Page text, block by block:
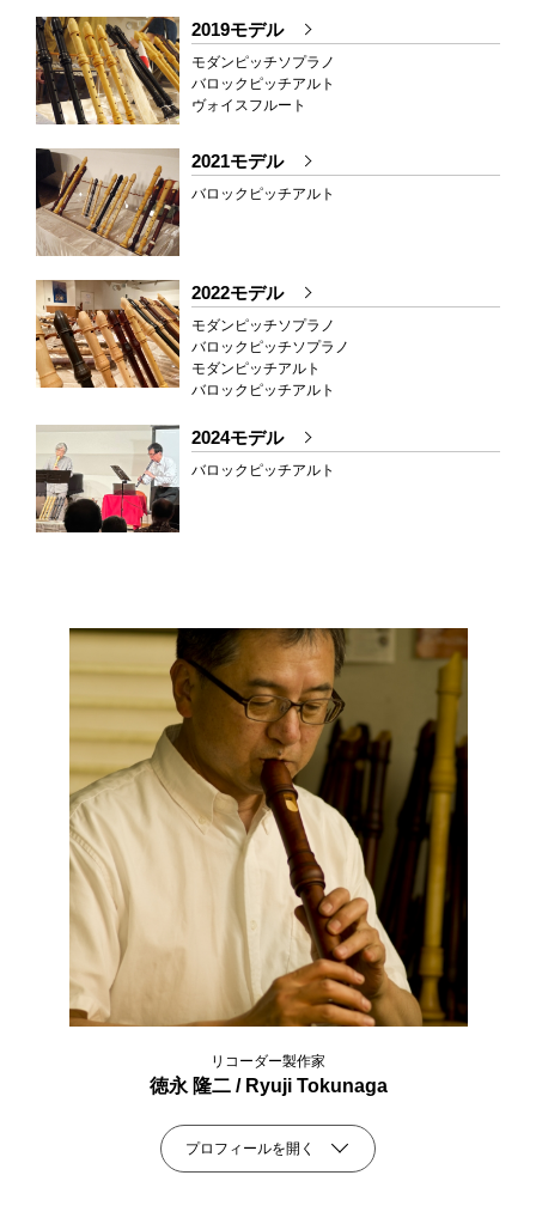
2019モデル
モダンピッチソプラノ
バロックピッチアルト
ヴォイスフルート
2021モデル
バロックピッチアルト
2022モデル
モダンピッチソプラノ
バロックピッチソプラノ
モダンピッチアルト
バロックピッチアルト
2024モデル
バロックピッチアルト
リコーダー製作家
徳永 隆二 / Ryuji Tokunaga
プロフィールを開く